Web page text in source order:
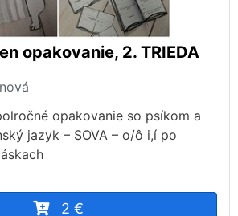
opakovanie, 2. TRIEDA
opakovanie so psíkom a
jazyk – SOVA – o/ô i,í po
2 €